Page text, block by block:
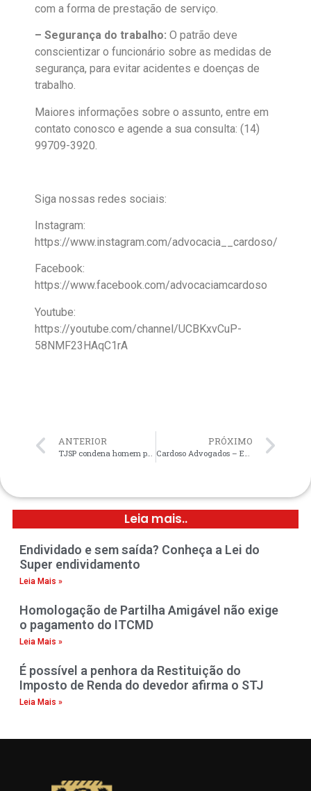
com a forma de prestação de serviço.
– Segurança do trabalho: O patrão deve
conscientizar o funcionário sobre as medidas de
segurança, para evitar acidentes e doenças de
trabalho.
Maiores informações sobre o assunto, entre em
contato conosco e agende a sua consulta: (14)
99709-3920.
Siga nossas redes sociais:
Instagram:
https://www.instagram.com/advocacia__cardoso/
Facebook:
https://www.facebook.com/advocaciamcardoso
Youtube:
https://youtube.com/channel/UCBKxvCuP-
58NMF23HAqC1rA
ANTERIOR PRÓXIMO
Leia mais..
Endividado e sem saída? Conheça a Lei do
Super endividamento
Leia Mais »
Homologação de Partilha Amigável não exige
o pagamento do ITCMD
Leia Mais »
É possível a penhora da Restituição do
Imposto de Renda do devedor afirma o STJ
Leia Mais »